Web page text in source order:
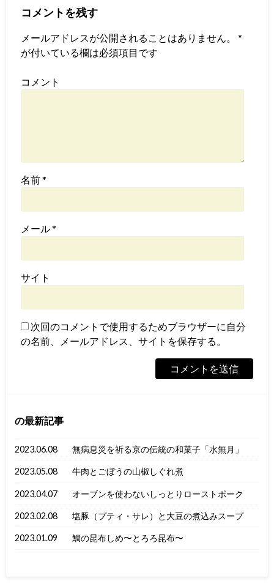
コメントを残す
メールアドレスが公開されることはありません。
*
が付いている欄は必須項目です
コメント
名前*
メール*
サイト
次回のコメントで使用するためブラウザーに自分
の名前、メールアドレス、サイトを保存する。
の最新記事
2023.06.08 無病息災を祈る京の伝統の和菓子「水無月」
2023.05.08 牛肉とごぼうの山椒しぐれ煮
2023.04.07 オーブンを使わないしっとりローストポーク
2023.02.08 塩豚（プティ・サレ）と大豆の煮込みスープ
2023.01.09 鯛の昆布しめ〜とろろ昆布〜